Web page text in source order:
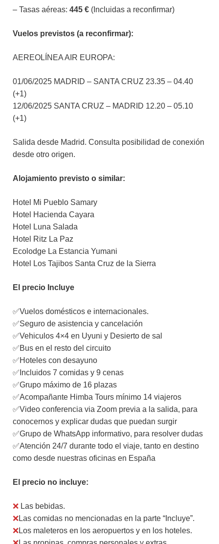
– Tasas aéreas: 445 € (Incluidas a reconfirmar)
Vuelos previstos (a reconfirmar):
AEREOLÍNEA AIR EUROPA:
01/06/2025 MADRID – SANTA CRUZ 23.35 – 04.40
(+1)
12/06/2025 SANTA CRUZ – MADRID 12.20 – 05.10
(+1)
Salida desde Madrid. Consulta posibilidad de conexión
desde otro origen.
Alojamiento previsto o similar:
Hotel Mi Pueblo Samary
Hotel Hacienda Cayara
Hotel Luna Salada
Hotel Ritz La Paz
Ecolodge La Estancia Yumani
Hotel Los Tajibos Santa Cruz de la Sierra
El precio Incluye
✅Vuelos domésticos e internacionales.
✅Seguro de asistencia y cancelación
✅Vehiculos 4×4 en Uyuni y Desierto de sal
✅Bus en el resto del circuito
✅Hoteles con desayuno
✅Incluidos 7 comidas y 9 cenas
✅Grupo máximo de 16 plazas
✅Acompañante Himba Tours mínimo 14 viajeros
✅Video conferencia via Zoom previa a la salida, para
conocernos y explicar dudas que puedan surgir
✅Grupo de WhatsApp informativo, para resolver dudas
✅Atención 24/7 durante todo el viaje, tanto en destino
como desde nuestras oficinas en España
El precio no incluye:
❌ Las bebidas.
❌Las comidas no mencionadas en la parte “Incluye”.
❌Los maleteros en los aeropuertos y en los hoteles.